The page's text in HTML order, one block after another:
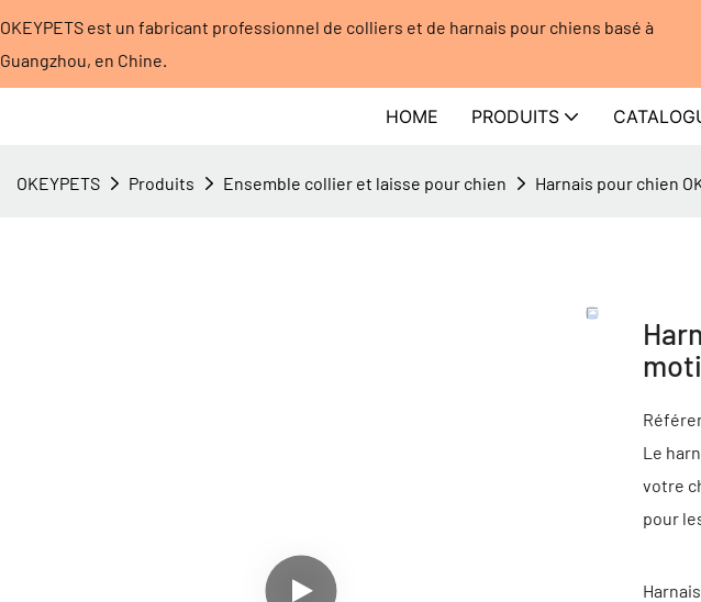
OKEYPETS est un fabricant professionnel de colliers et de harnais pour chiens basé à
Guangzhou, en Chine.
HOME PRODUITS
OKEYPETS Produits Ensemble collier et laisse pour chien Harnais pour chien
Le
votre
pour